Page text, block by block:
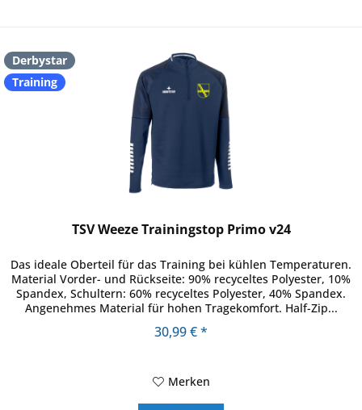
Derbystar
Training
TSV Weeze Trainingstop Primo v24
Das ideale Oberteil für das Training bei kühlen Temperaturen.
Material Vorder- und Rückseite: 90% recyceltes Polyester, 10%
Spandex, Schultern: 60% recyceltes Polyester, 40% Spandex.
Angenehmes Material für hohen Tragekomfort. Half-Zip...
30,99 € *
Merken